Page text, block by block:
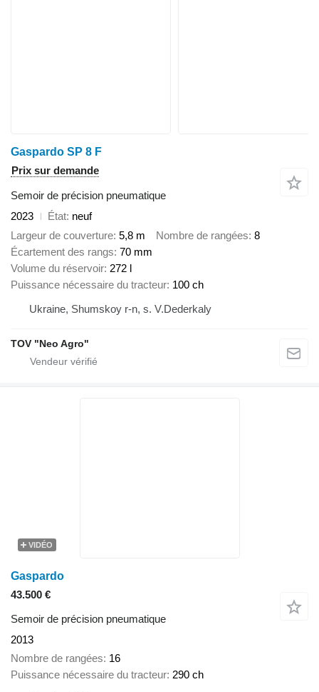
Gaspardo SP 8 F
Prix sur demande
Semoir de précision pneumatique
2023
État neuf
Largeur de couverture 5,8 m Nombre de rangées 8
Écartement des rangs 70 mm
Volume du réservoir 272 l
Puissance nécessaire du tracteur 100 ch
Ukraine, Shumskoy r-n, s. V.Dederkaly
TOV "Neo Agro"
VIDÉO
Gaspardo
43.500 €
Semoir de précision pneumatique
2013
Nombre de rangées 16
Puissance nécessaire du tracteur 290 ch